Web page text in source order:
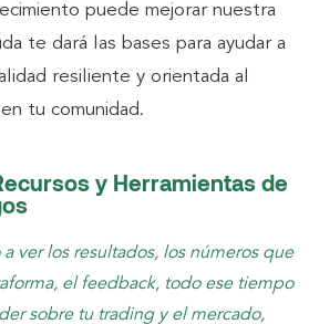
puede mejorar nuestra
te dará las bases para ayudar a
resiliente y orientada al
tu comunidad.
y Herramientas de
ver los resultados, los números que
el feedback, todo ese tiempo
sobre tu trading y el mercado,